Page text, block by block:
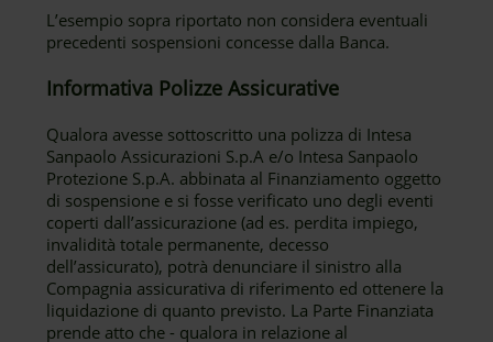
L’esempio sopra riportato non considera eventuali
precedenti sospensioni concesse dalla Banca.
Informativa Polizze Assicurative
Qualora avesse sottoscritto una polizza di Intesa
Sanpaolo Assicurazioni S.p.A e/o Intesa Sanpaolo
Protezione S.p.A. abbinata al Finanziamento oggetto
di sospensione e si fosse verificato uno degli eventi
coperti dall’assicurazione (ad es. perdita impiego,
invalidità totale permanente, decesso
dell’assicurato), potrà denunciare il sinistro alla
Compagnia assicurativa di riferimento ed ottenere la
liquidazione di quanto previsto. La Parte Finanziata
prende atto che - qualora in relazione al